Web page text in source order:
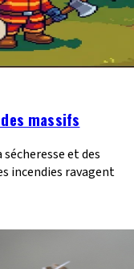
massifs
et des
incendies ravagent